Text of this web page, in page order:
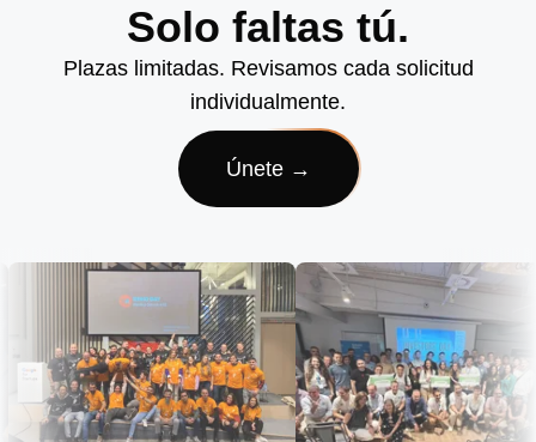
Solo faltas tú.
Plazas limitadas. Revisamos cada solicitud
individualmente.
Únete →